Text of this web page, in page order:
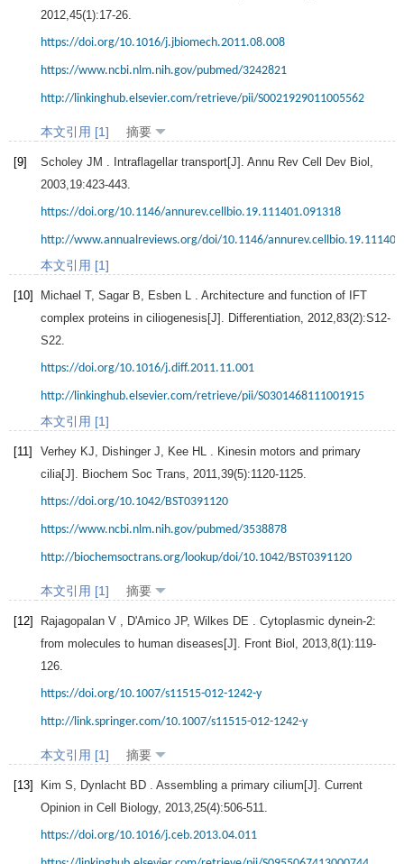
2012 45(1):17-26.
https://doi.org/10.1016/j.jbiomech.2011.08.008
https://www.ncbi.nlm.nih.gov/pubmed/3242821
http://linkinghub.elsevier.com/retrieve/pii/S0021929011005562
本文引用 [1] 摘要
[9] Scholey JM . Intraflagellar transport[J]. Annu Rev Cell Dev Biol
2003 19:423-443.
https://doi.org/10.1146/annurev.cellbio.19.111401.091318
http://www.annualreviews.org/doi/10.1146/
本文引用 [1]
[10] Michael T, Sagar B Esben L
. Architecture and function of IFT
complex proteins in ciliogenesis[J]. Differentiation 2012 83(2):S12-
S22.
https://doi.org/10.1016/j.diff.2011.11.001
http://linkinghub.elsevier.com/retrieve/pii/S0301468111001915
本文引用 [1]
[11] Verhey KJ Dishinger J Kee HL
. Kinesin motors and primary
cilia[J]. Biochem Soc Trans 2011 39(5):1120-1125.
https://doi.org/10.1042/BST0391120
https://www.ncbi.nlm.nih.gov/pubmed/3538878
http://biochemsoctrans.org/lookup/doi/10.1042/BST0391120
本文引用 [1] 摘要
[12] Rajagopalan V D'Amico JP, Wilkes DE . Cytoplasmic dynein-2:
from molecules to human diseases[J]. Front Biol 2013 8(1):119-
126.
https://doi.org/10.1007/s11515-012-1242-y
http://link.springer.com/10.1007/s11515-012-1242-y
本文引用 [1] 摘要
[13] Kim S Dynlacht BD . Assembling a primary cilium[J]. Current
Opinion in Cell Biology, 2013 25(4):506-511.
https://doi.org/10.1016/j.ceb.2013.04.011